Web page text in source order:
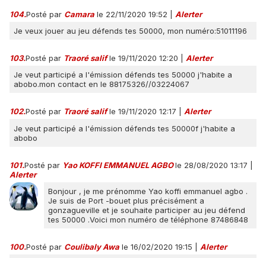
104.Posté par Camara le 22/11/2020 19:52
Alerter
Je veux jouer au jeu défends tes 50000, mon numéro:51011196
103.Posté par Traoré salif le 19/11/2020 12:20
Alerter
Je veut participé a l'émission défends tes 50000 j'habite a
abobo.mon contact en le 88175326//03224067
102.Posté par Traoré salif le 19/11/2020 12:17
Alerter
Je veut participé a l'émission défends tes 50000f j'habite a
abobo
101.Posté par Yao KOFFI EMMANUEL AGBOle 28/08/2020 13:17
Alerter
Bonjour , je me prénomme Yao koffi emmanuel agbo .
Je suis de Port -bouet plus précisément a
gonzagueville et je souhaite participer au jeu défend
tes 50000 .Voici mon numéro de téléphone 87486848
100.Posté par Coulibaly Awa le 16/02/2020 19:15
Alerter